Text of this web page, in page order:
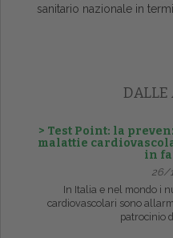
sanitario nazionale in
DALLE
> Test Point: la
malattie
in
26/
In Italia e nel mondo i
cardiovascolari sono
patrocinio